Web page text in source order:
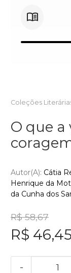
Coleções
O que a
Autor(a): Cátia
Henrique da
da Cunha dos
R$ 58,67
R$ 46,45
-